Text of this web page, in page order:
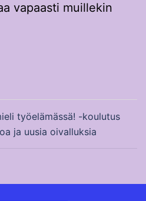
vapaasti muillekin
työelämässä! -koulutus
ja uusia oivalluksia​